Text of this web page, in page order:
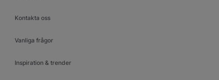
Kontakta oss
Vanliga frågor
Inspiration & trender